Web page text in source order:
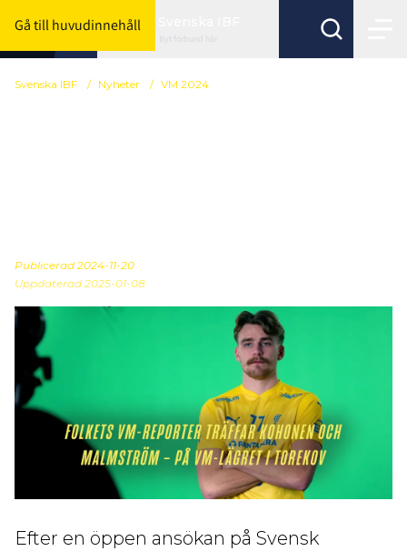
Gå till huvudinnehåll
Byt förbund här
Svenska IBF / Nyheter / VM 2024
Publicerad 2024-11-20
Uppdaterad 2025-01-08
Efter en öppen ansökan på Svensk